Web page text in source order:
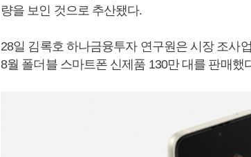
량을 보인 것으로 추산됐다.
28일 김록호 하나금융투자 연구원은 시장 조사
8월 폴더블 스마트폰 신제품 130만 대를 판매했